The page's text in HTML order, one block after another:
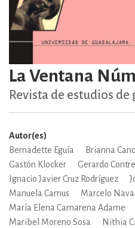
La Ventana
Revista de estudios de
Autor(es)
Bernadette Eguía
Brianna
Gastón Klocker
Gerardo
Ignacio Javier Cruz Rodríguez
Manuela Camus
Marcelo
María Elena Camarena Adame
Maribel Moreno Sosa
Nithia